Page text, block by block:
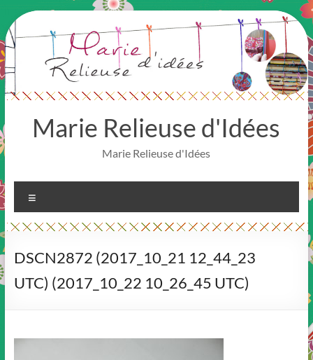
Aller
au
contenu
Marie Relieuse d'Idées
Marie Relieuse d'Idées
DSCN2872 (2017_10_21 12_44_23
UTC) (2017_10_22 10_26_45 UTC)